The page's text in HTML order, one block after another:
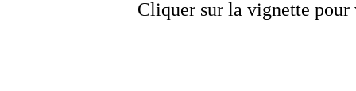
Cliquer sur la vignette